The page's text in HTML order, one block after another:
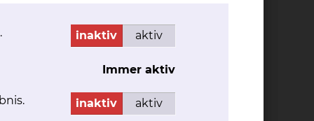
von physiotherapeutisch zu
inaktiv aktiv
Immer aktiv
inaktiv aktiv